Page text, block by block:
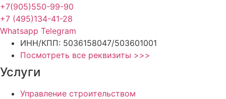
+7(905)550-99-90
+7 (495)134-41-28
Whatsapp Telegram
ИНН/КПП: 5036158047/503601001
Посмотреть все реквизиты >>>
Услуги
Управление строительством